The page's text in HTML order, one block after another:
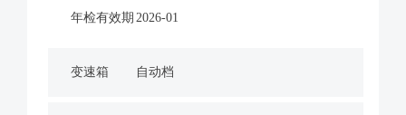
年检有效期 2026-01
变速箱 自动档